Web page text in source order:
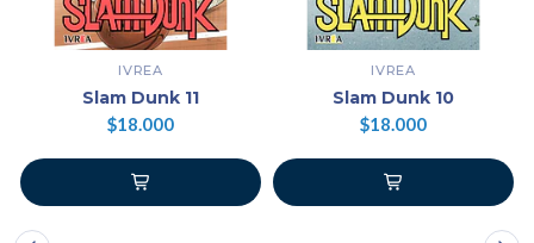
IVREA
Slam Dunk 11
$18.000
IVREA
Slam Dunk 10
$18.000